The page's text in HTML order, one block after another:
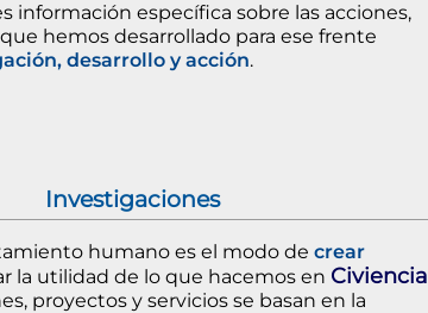
información específica sobre las acciones,
hemos desarrollado para ese frente
desarrollo y acción.
Investigaciones
humano es el modo de crear
la utilidad de lo que hacemos en Civiencia
proyectos y servicios se basan en la